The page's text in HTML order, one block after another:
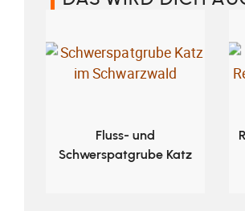
Fluss- und
Schwerspatgrube Katz